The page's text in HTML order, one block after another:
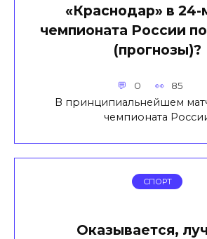
«Краснодар» в 24-
чемпионата России
(прогнозы)?
0 85
В принципиальнейшем
чемпионата
СПОРТ
Оказывается,